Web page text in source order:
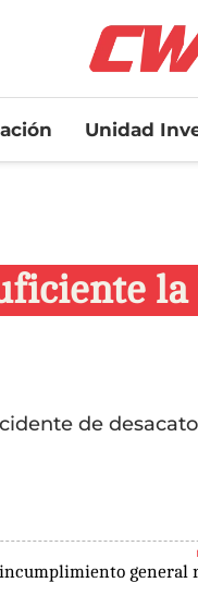
Unidad
la
de
general